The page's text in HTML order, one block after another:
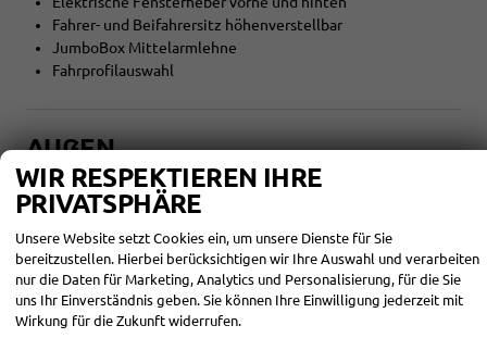
Fahrer- und Beifahrersitz höhenverstellbar
JumboBox Mittelarmlehne
Fahrprofilauswahl
AUẞEN
AUSSENAUSSTATTUNG DES SKODA S
CALA SELECTION
Schwarz Magic Metallic
Voll-LED-Hauptscheinwerfer
Nebelscheinwerfer
Elektrische Heckklappe mit virtuellem Pedal
WIR RESPEKTIEREN IHRE
PRIVATSPHÄRE
Unsere Website setzt Cookies ein, um unsere Dienste für Sie
bereitzustellen. Hierbei berücksichtigen wir Ihre Auswahl und verarbeiten
nur die Daten für Marketing, Analytics und Personalisierung, für die Sie
uns Ihr Einverständnis geben. Sie können Ihre Einwilligung jederzeit mit
Wirkung für die Zukunft widerrufen.